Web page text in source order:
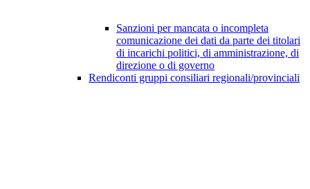
Sanzioni per mancata o incompleta
comunicazione dei dati da parte dei titolari
di incarichi politici, di amministrazione, di
direzione o di governo
Rendiconti gruppi consiliari regionali/provinciali